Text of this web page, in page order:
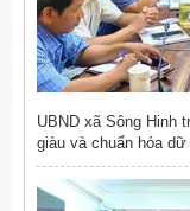
UBND xã Sông Hinh
giàu và chuẩn hóa